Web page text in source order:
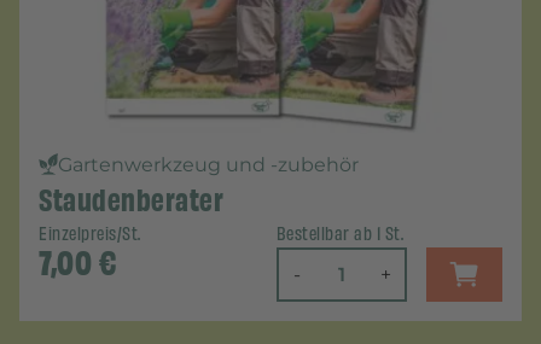
Gartenwerkzeug und -zubehör
Staudenberater
Einzelpreis/St.
7,00€
Bestellbar ab 1 St.
- +